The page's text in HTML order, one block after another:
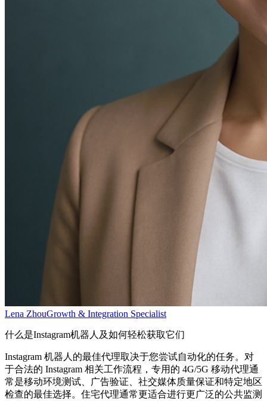
Lena ZhouGrowth & Integration Specialist
什么是Instagram机器人及如何轻松获取它们
Instagram 机器人的最佳代理取决于您尝试自动化的任务。对
于合法的 Instagram 相关工作流程，专用的 4G/5G 移动代理通
常是移动环境测试、广告验证、社交媒体质量保证和特定地区
检查的最佳选择。住宅代理通常更适合进行更广泛的公共监测